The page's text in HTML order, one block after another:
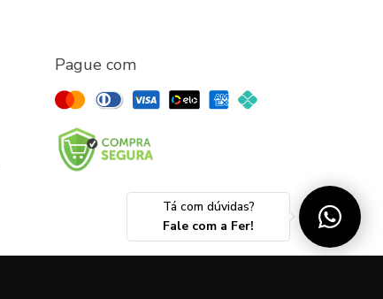
Pague com
Tá com dúvidas?
Fale com a Fer!